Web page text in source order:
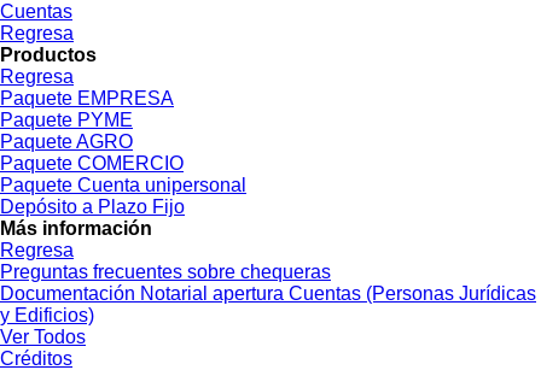
Cuentas
Regresa
Productos
Regresa
Paquete EMPRESA
Paquete PYME
Paquete AGRO
Paquete COMERCIO
Paquete Cuenta unipersonal
Depósito a Plazo Fijo
Más información
Regresa
Preguntas frecuentes sobre chequeras
Documentación Notarial apertura Cuentas (Personas Jurídicas
y Edificios)
Ver Todos
Créditos